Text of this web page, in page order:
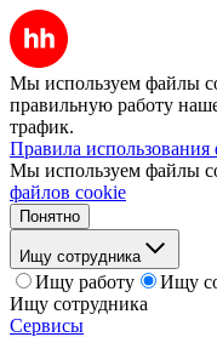
Мы используем файлы
правильную работу
трафик.
Правила
Мы используем файлы
файлов cookie
Понятно
Ищу сотрудника
Ищу работу
Ищу
Ищу сотрудника
Сервисы